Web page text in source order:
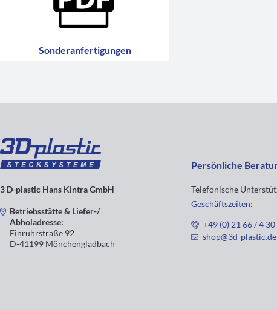
Sonderanfertigungen
3 D-plastic Hans Kintra GmbH
Betriebsstätte & Liefer-/
Abholadresse:
Einruhrstraße 92
D-41199 Mönchengladbach
Persönliche
Telefonische
Geschäftszeiten:
+49 (0) 21 66 / 4 30
shop@3d-plastic.de